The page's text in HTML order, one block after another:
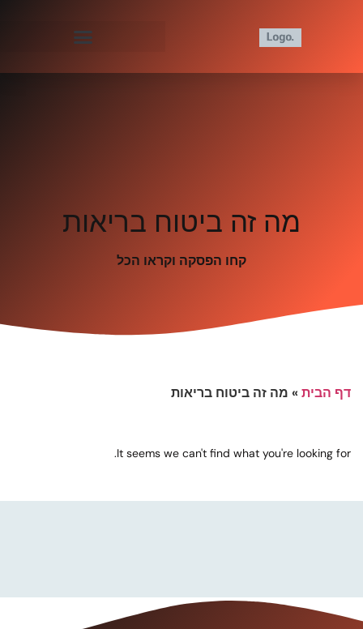
מה זה ביטוח בריאות
קחו הפסקה וקראו הכל
דף הבית» מה זה ביטוח בריאות
It seems we can't find what you're looking for.